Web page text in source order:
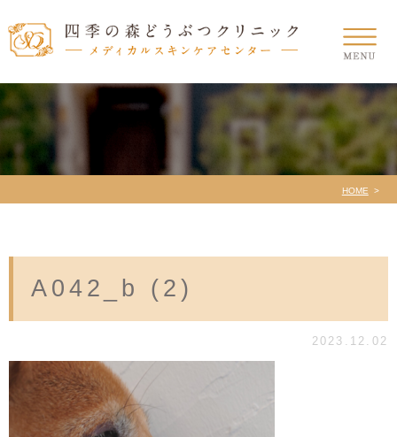
HOME
A042_b (2)
2023.12.02